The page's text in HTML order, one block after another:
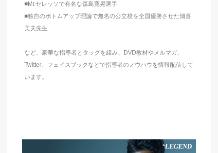
■Mr.セレッソで有名な森島寛晃選手
■独自のボトムアップ理論で無名の公立校を全国優勝させた畑喜
美夫先生
など、豪華な指導者とタッグを組み、DVD教材やメルマガ、
Twitter、フェイスブックなどで指導者のノウハウを情報配信して
います。